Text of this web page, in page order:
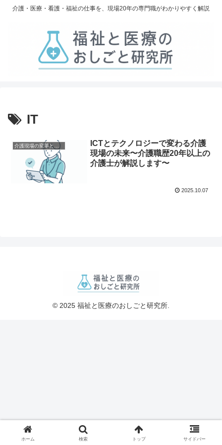
介護・医療・看護・福祉の仕事を、現場20年の専門職がわかりやすく解説
IT
ICTとテクノロジーで変わる介護
現場の未来〜介護職歴20年以上の
介護士が解説します〜
2025.10.07
© 2025 福祉と医療のおしごと研究所.
ホーム 検索 トップ サイドバー